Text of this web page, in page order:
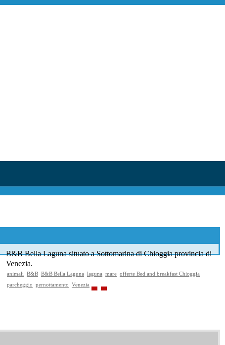
B&B Bella Laguna situato a Sottomarina di Chioggia provincia di
Venezia.
animali B&B B&B Bella Laguna laguna mare offerte Bed and breakfast Chioggia
parcheggio pernottamento Venezia